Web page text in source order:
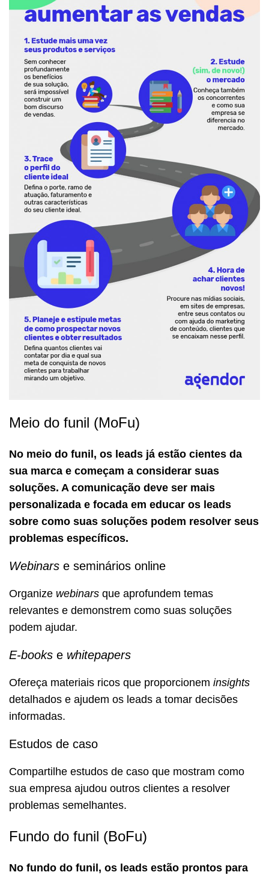
Meio do funil (MoFu)
No meio do funil, os leads já estão cientes da
sua marca e começam a considerar suas
soluções. A comunicação deve ser mais
personalizada e focada em educar os leads
sobre como suas soluções podem resolver seus
problemas específicos.
Webinars e seminários online
Organize webinars que aprofundem temas
relevantes e demonstrem como suas soluções
podem ajudar.
E-books e whitepapers
Ofereça materiais ricos que proporcionem insights
detalhados e ajudem os leads a tomar decisões
informadas.
Estudos de caso
Compartilhe estudos de caso que mostram como
sua empresa ajudou outros clientes a resolver
problemas semelhantes.
Fundo do funil (BoFu)
No fundo do funil, os leads estão prontos para